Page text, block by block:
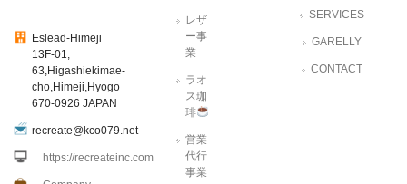
Eslead-Himeji
13F-01,
63,Higashiekimae-
cho,Himeji,Hyogo
670-0926 JAPAN
recreate@kco079.net
https://recreateinc.com
レザ
ー事
業
ラオ
ス珈
琲
営業
代行
事業
SERVICES
GARELLY
CONTACT